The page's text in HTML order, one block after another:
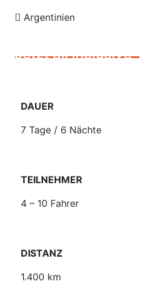
Argentinien
Jetzt all inclusive*
DAUER
7 Tage / 6 Nächte
TEILNEHMER
4 – 10 Fahrer
DISTANZ
1.400 km